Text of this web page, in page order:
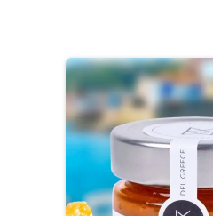
Produktgalerie überspringen